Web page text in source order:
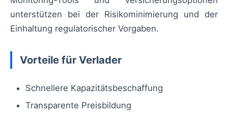
unterstützen bei der Risikominimierung und der
Einhaltung regulatorischer Vorgaben.
Vorteile für Verlader
Schnellere Kapazitätsbeschaffung
Transparente Preisbildung